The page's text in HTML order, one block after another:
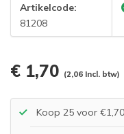
Artikelcode:
81208
€ 1,70 (2,06 Incl. btw)
Koop 25 voor